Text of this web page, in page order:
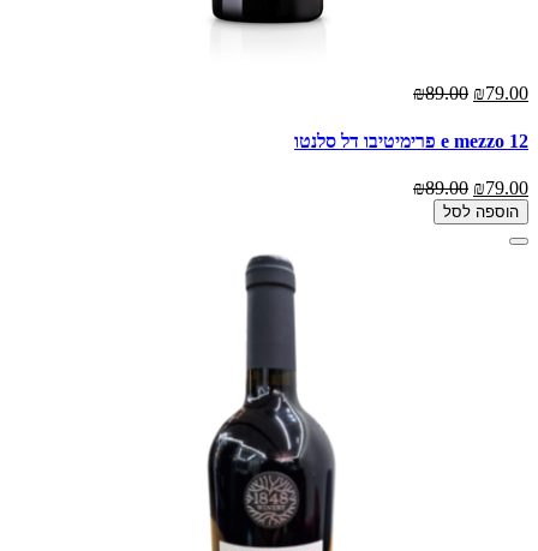
₪79.00
₪89.00
12 e mezzo פרימיטיבו דל סלנטו
₪79.00
₪89.00
הוספה לסל